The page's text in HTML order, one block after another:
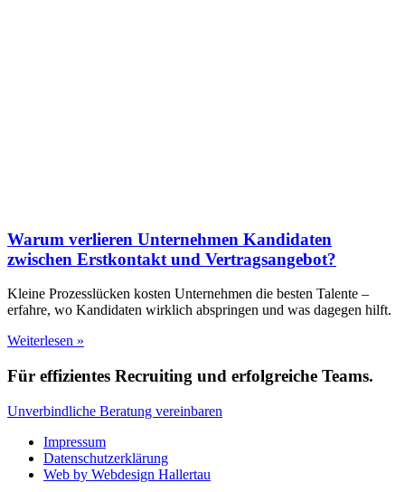
Warum verlieren Unternehmen Kandidaten
zwischen Erstkontakt und Vertragsangebot?
Kleine Prozesslücken kosten Unternehmen die besten Talente –
erfahre, wo Kandidaten wirklich abspringen und was dagegen hilft.
Weiterlesen »
Für effizientes Recruiting und erfolgreiche Teams.
Unverbindliche Beratung vereinbaren
Impressum
Datenschutzerklärung
Web by Webdesign Hallertau